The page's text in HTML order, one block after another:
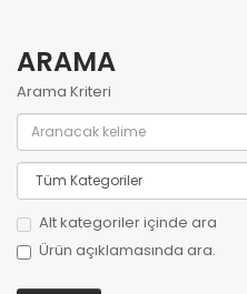
ARAMA
Arama Kriteri
Alt kategoriler içinde ara
Ürün açıklamasında ara.